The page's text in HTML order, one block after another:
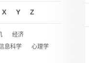
X Y Z
经济
息科学
心理学